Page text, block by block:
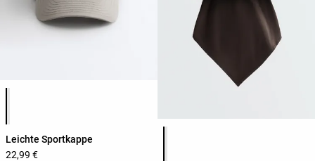
Produktfarbliste
Leichte Sportkappe
22,99 €
Produktfarbliste